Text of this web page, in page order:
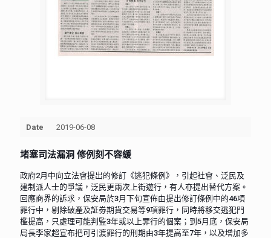
Date 2019-06-08
堵塞司法漏洞 修例刻不容緩
政府2月中向立法會提出的修訂《逃犯條例》，引起社會、泛民及
建制派人士的爭議，泛民更兩次上街遊行，有人亦提出替代方案。
回應商界的訴求，保安局於3月下旬宣佈由提出修訂條例中的46項
罪行中，剔除破產及証劵期貨交易等9項罪行，同時將移交逃犯門
檻提高，只處理可能判監3年或以上罪行的個案；到5月底，保安局
局長李家超宣布把可引渡罪行的刑期由3年提高至7年，以及增加多